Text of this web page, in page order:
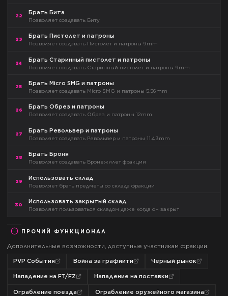
22 Брать Бита
Позволяет создавать Биту
23 Брать Пистолет и патроны
Позволяет создавать Пистолет и патроны 9mm
24 Брать Старинный пистолет и патроны
Позволяет создавать Старинный пистолет и патроны 9mm
25 Брать Micro SMG и патроны
Позволяет создавать Micro SMG и патроны 5.56mm
26 Брать Обрез и патроны
Позволяет создавать Обрез и патроны 12mm
27 Брать Револьвер и патроны
Позволяет создавать Револьвер и патроны 11.43mm
28 Брать Броня
Позволяет создавать Бронежилет фракции
29 Использовать склад
Позволяет брать предметы со склада фракции
30 Использовать закрытый склад
Позволяет пользоваться складом даже когда он закрыт
ПРОЧИЙ ФУНКЦИОНАЛ
Дополнительные возможности, доступные участникам фракции.
PVP События Война за графиити Черный рынок
Нападение на FT/FZ Нападение на поставки
Ограбление поезда Ограбление оружейного магазина